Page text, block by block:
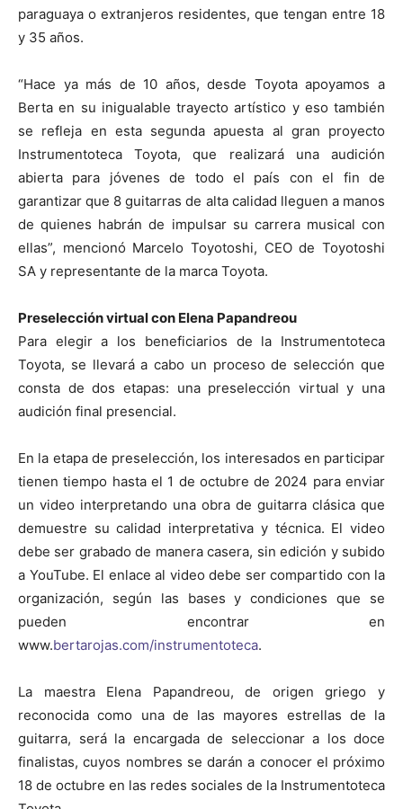
paraguaya o extranjeros residentes, que tengan entre 18
y 35 años.
“Hace ya más de 10 años, desde Toyota apoyamos a
Berta en su inigualable trayecto artístico y eso también
se refleja en esta segunda apuesta al gran proyecto
Instrumentoteca Toyota, que realizará una audición
abierta para jóvenes de todo el país con el fin de
garantizar que 8 guitarras de alta calidad lleguen a manos
de quienes habrán de impulsar su carrera musical con
ellas”, mencionó Marcelo Toyotoshi, CEO de Toyotoshi
SA y representante de la marca Toyota.
Preselección virtual con Elena Papandreou
Para elegir a los beneficiarios de la Instrumentoteca
Toyota, se llevará a cabo un proceso de selección que
consta de dos etapas: una preselección virtual y una
audición final presencial.
En la etapa de preselección, los interesados en participar
tienen tiempo hasta el 1 de octubre de 2024 para enviar
un video interpretando una obra de guitarra clásica que
demuestre su calidad interpretativa y técnica. El video
debe ser grabado de manera casera, sin edición y subido
a YouTube. El enlace al video debe ser compartido con la
organización, según las bases y condiciones que se
pueden encontrar en
www.bertarojas.com/instrumentoteca.
La maestra Elena Papandreou, de origen griego y
reconocida como una de las mayores estrellas de la
guitarra, será la encargada de seleccionar a los doce
finalistas, cuyos nombres se darán a conocer el próximo
18 de octubre en las redes sociales de la Instrumentoteca